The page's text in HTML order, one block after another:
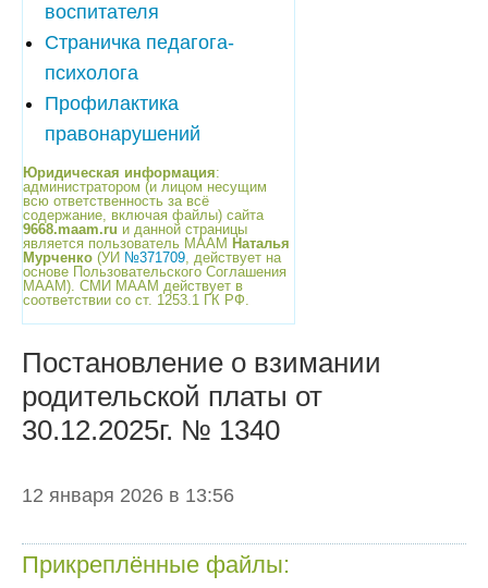
воспитателя
Страничка педагога-
психолога
Профилактика
правонарушений
Юридическая информация:
администратором (и лицом несущим
всю ответственность за всё
содержание, включая файлы) сайта
9668.maam.ru и данной страницы
является пользователь МААМ Наталья
Мурченко (УИ №371709, действует на
основе Пользовательского Соглашения
МААМ). СМИ МААМ действует в
соответствии со ст. 1253.1 ГК РФ.
Постановление о взимании
родительской платы от
30.12.2025г. № 1340
12 января 2026 в 13:56
Прикреплённые файлы: